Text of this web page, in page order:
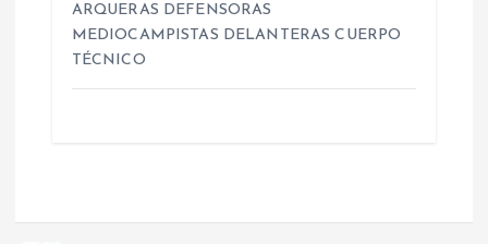
ARQUERAS DEFENSORAS
MEDIOCAMPISTAS DELANTERAS CUERPO
TÉCNICO